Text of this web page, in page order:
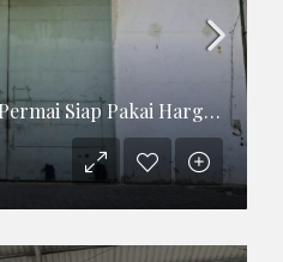
Gudang Margomulyo Permai Siap Pakai Harga Murah Blok Depan